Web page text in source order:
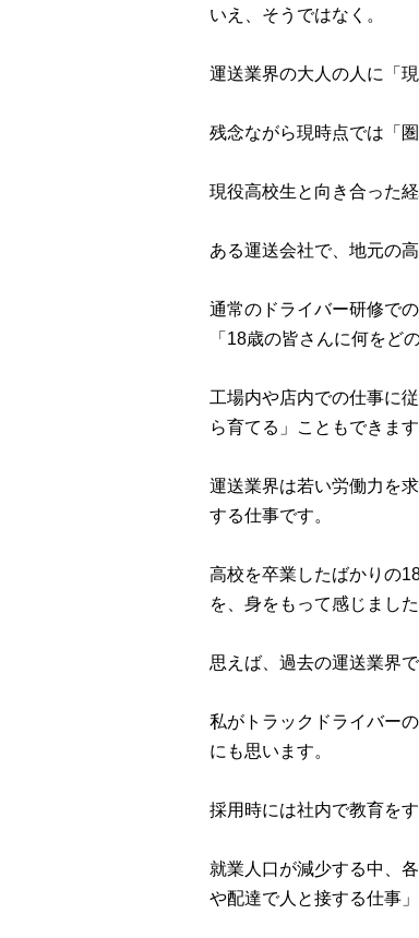
いえ、そうではなく。
運送業界の大人の人に「
残念ながら現時点では「
現役高校生と向き合った
ある運送会社で、地元の
通常のドライバー研修で
「18歳の皆さんに何をど
工場内や店内での仕事に
ら育てる」こともできます
運送業界は若い労働力を
する仕事です。
高校を卒業したばかりの
を、身をもって感じました
思えば、過去の運送業界
私がトラックドライバー
にも思います。
採用時には社内で教育を
就業人口が減少する中、
や配達で人と接する仕事